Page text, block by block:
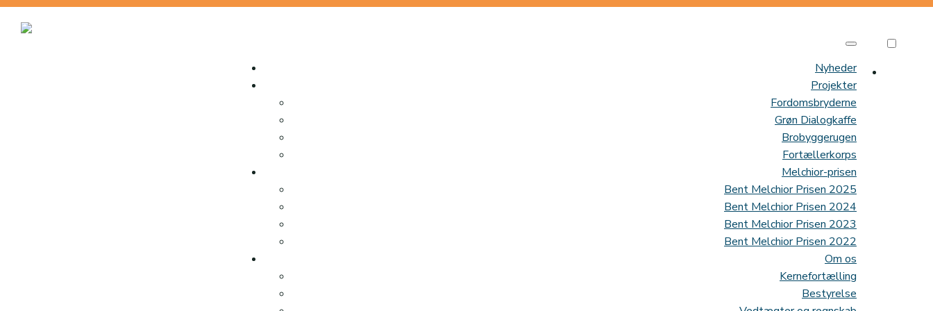
Nyheder
Projekter
Fordomsbryderne
Grøn Dialogkaffe
Brobyggerugen
Fortællerkorps
Melchior-prisen
Bent Melchior Prisen 2025
Bent Melchior Prisen 2024
Bent Melchior Prisen 2023
Bent Melchior Prisen 2022
Om os
Kernefortælling
Bestyrelse